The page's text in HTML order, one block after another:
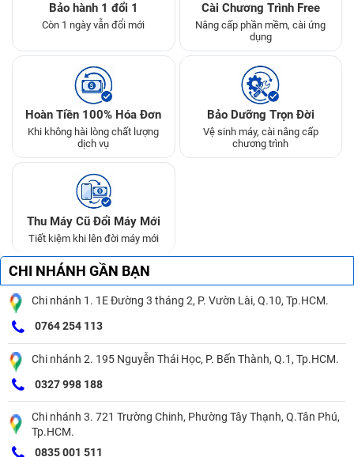
Bảo hành 1 đổi 1
Còn 1 ngày vẫn đổi mới
Cài Chương Trình Free
Nâng cấp phần mềm, cài ứng
dụng
Hoàn Tiền 100% Hóa Đơn
Khi không hài lòng chất lượng
dịch vụ
Bảo Dưỡng Trọn Đời
Vệ sinh máy, cài nâng cấp
chương trình
Thu Máy Cũ Đổi Máy Mới
Tiết kiệm khi lên đời máy mới
CHI NHÁNH GẦN BẠN
Chi nhánh 1. 1E Đường 3 tháng 2, P. Vườn Lài, Q.10, Tp.HCM.
0764 254 113
Chi nhánh 2. 195 Nguyễn Thái Học, P. Bến Thành, Q.1, Tp.HCM.
0327 998 188
Chi nhánh 3. 721 Trường Chinh, Phường Tây Thạnh, Q.Tân Phú,
Tp.HCM.
0835 001 511